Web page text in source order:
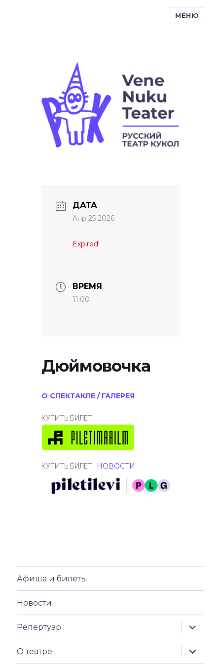
МЕНЮ
ДАТА
Апр 25 2026
Expired!
ВРЕМЯ
11:00
Дюймовочка
О СПЕКТАКЛЕ / ГАЛЕРЕЯ
КУПИТЬ БИЛЕТ:
КУПИТЬ БИЛЕТ: НОВОСТИ
Афиша и билеты
Новости
Репертуар
меню
О театре